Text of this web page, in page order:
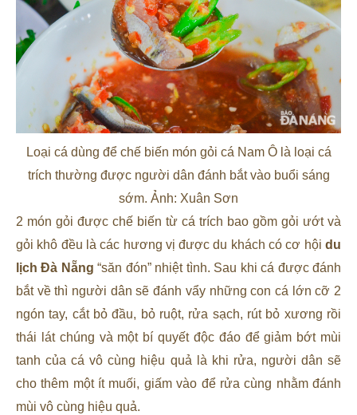
Loại cá dùng để chế biến món gỏi cá Nam Ô là loại cá
trích thường được người dân đánh bắt vào buổi sáng
sớm. Ảnh: Xuân Sơn
2 món gỏi được chế biến từ cá trích bao gồm gỏi ướt và
gỏi khô đều là các hương vị được du khách có cơ hội du
lịch Đà Nẵng“săn đón” nhiệt tình. Sau khi cá được đánh
bắt về thì người dân sẽ đánh vẩy những con cá lớn cỡ 2
ngón tay, cắt bỏ đầu, bỏ ruột, rửa sạch, rút bỏ xương rồi
thái lát chúng và một bí quyết độc đáo để giảm bớt mùi
tanh của cá vô cùng hiệu quả là khi rửa, người dân sẽ
cho thêm một ít muối, giấm vào để rửa cùng nhằm đánh
mùi vô cùng hiệu quả.